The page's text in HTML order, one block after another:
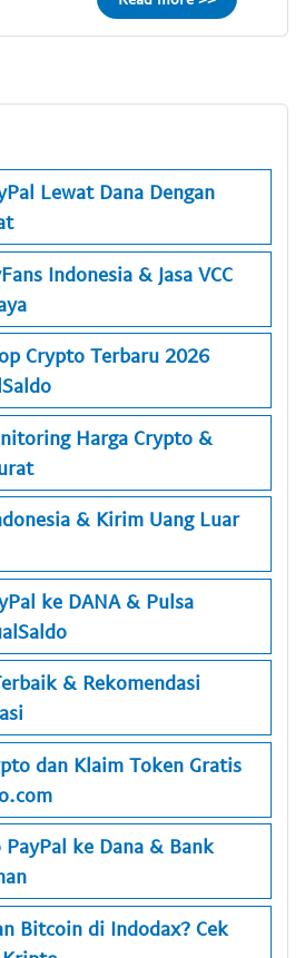
Lewat Dana Dengan
Indonesia & Jasa VCC
Crypto Terbaru 2026
Harga Crypto &
& Kirim Uang Luar
ke DANA & Pulsa
& Rekomendasi
dan Klaim Token Gratis
PayPal ke Dana & Bank
Bitcoin di Indodax? Cek